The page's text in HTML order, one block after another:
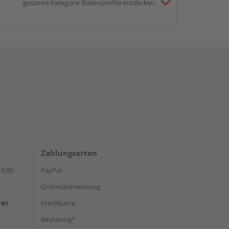
gesamte Kategorie Bodenprofile entdecken
Zahlungsarten
PayPal
Onlineüberweisung
Kreditkarte
Rechnung*